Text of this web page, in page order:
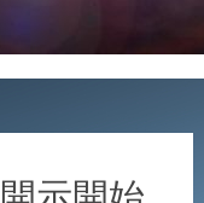
示開始